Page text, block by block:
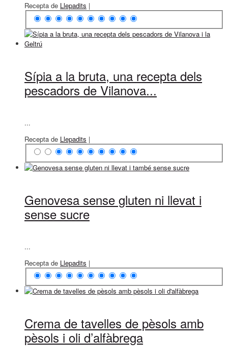
Recepta de Llepadits |
Sípia a la bruta, una recepta dels
pescadors de Vilanova...
...
Recepta de Llepadits |
Genovesa sense gluten ni llevat i
sense sucre
...
Recepta de Llepadits |
Crema de tavelles de pèsols amb
pèsols i oli d’alfàbrega